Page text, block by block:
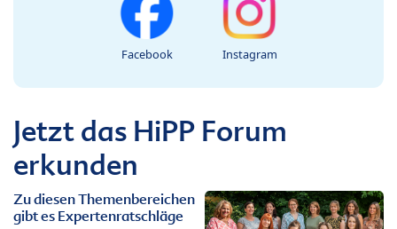
Facebook Instagram
Jetzt das HiPP Forum
erkunden
Zu diesen Themenbereichen
gibt es Expertenratschläge